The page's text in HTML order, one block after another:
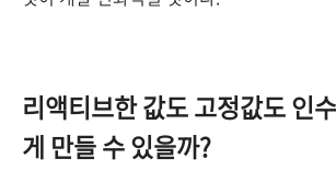
리액티브한 값도 고정값도 인
게 만들 수 있을까?